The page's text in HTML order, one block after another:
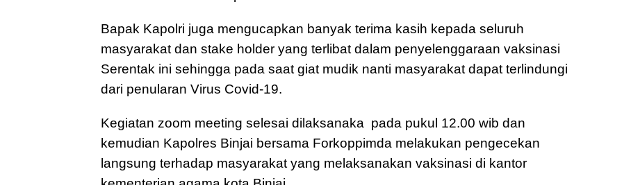
Bapak Kapolri juga mengucapkan banyak terima kasih kepada seluruh
masyarakat dan stake holder yang terlibat dalam penyelenggaraan vaksinasi
Serentak ini sehingga pada saat giat mudik nanti masyarakat dapat terlindungi
dari penularan Virus Covid-19.
Kegiatan zoom meeting selesai dilaksanaka pada pukul 12.00 wib dan
kemudian Kapolres Binjai bersama Forkoppimda melakukan pengecekan
langsung terhadap masyarakat yang melaksanakan vaksinasi di kantor